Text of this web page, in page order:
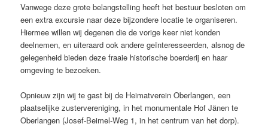
Vanwege deze grote belangstelling heeft het bestuur besloten om
een extra excursie naar deze bijzondere locatie te organiseren.
Hiermee willen wij degenen die de vorige keer niet konden
deelnemen, en uiteraard ook andere geïnteresseerden, alsnog de
gelegenheid bieden deze fraaie historische boerderij en haar
omgeving te bezoeken.
Opnieuw zijn wij te gast bij de Heimatverein Oberlangen, een
plaatselijke zustervereniging, in het monumentale Hof Jänen te
Oberlangen (Josef-Beimel-Weg 1, in het centrum van het dorp).